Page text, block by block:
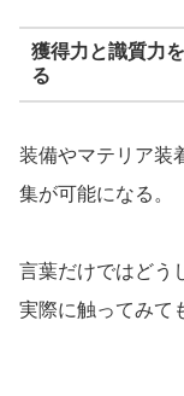
獲得力と識質力
る
装備やマテリア装
集が可能になる。
言葉だけではどう
実際に触ってみて